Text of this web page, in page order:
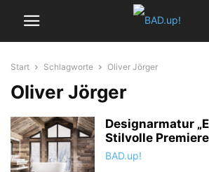
Start Schlagworte Oliver Jörger
Oliver Jörger
Designarmatur
Stilvolle
BAD.up!